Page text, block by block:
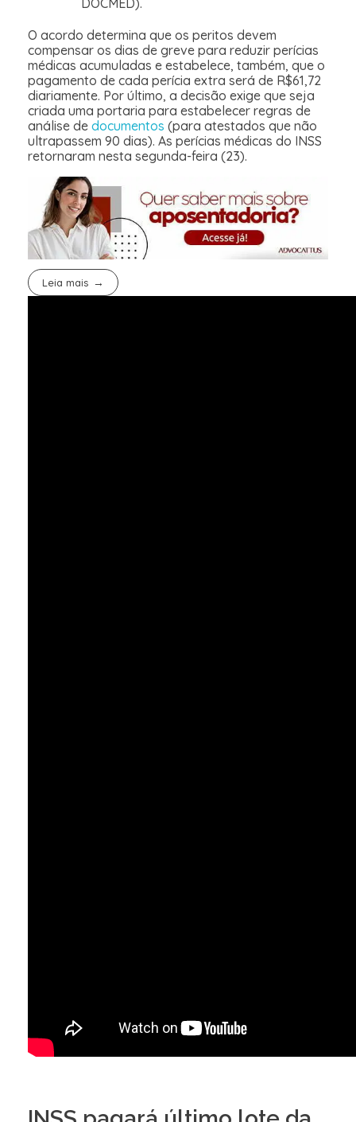
O acordo determina que os peritos devem
compensar os dias de greve para reduzir perícias
médicas acumuladas e estabelece, também, que o
pagamento de cada perícia extra será de R$61,72
diariamente. Por último, a decisão exige que seja
criada uma portaria para estabelecer regras de
análise de documentos (para atestados que não
ultrapassem 90 dias). As perícias médicas do INSS
retornaram nesta segunda-feira (23).
Leia mais